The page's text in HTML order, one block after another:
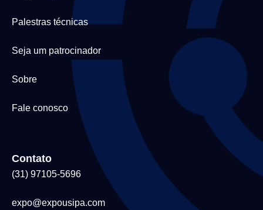
Palestras técnicas
Seja um patrocinador
Sobre
Fale conosco
Contato
(31) 97105-5696
expo@expousipa.com